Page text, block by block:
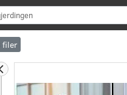
filer